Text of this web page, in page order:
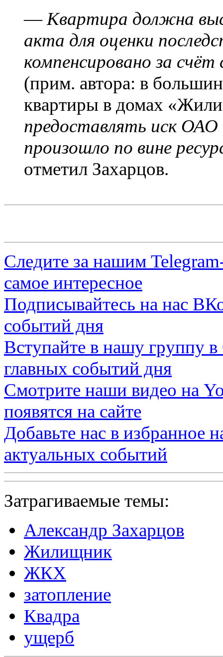
— Квартира должна
акта для оценки
компенсировано за
(прим. автора: в
квартиры в домах
предоставлять иск
произошло по вине
отметил Захарцов.
Следите за нашим
самое интересное
Подписывайтесь на нас
событий дня
Вступайте в нашу группу в
главных событий дня
Смотрите наши видео на
появятся на сайте
Добавьте нас в избранное
актуальных событий
Затрагиваемые темы:
Александр Захарцов
Жилищник
ЖКХ
затопление
Квадра
ущерб